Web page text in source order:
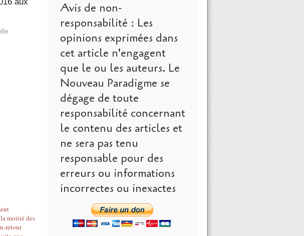
Avis de non-
responsabilité : Les
opinions exprimées dans
cet article n'engagent
que le ou les auteurs. Le
Nouveau Paradigme se
dégage de toute
responsabilité concernant
le contenu des articles et
ne sera pas tenu
responsable pour des
erreurs ou informations
incorrectes ou inexactes